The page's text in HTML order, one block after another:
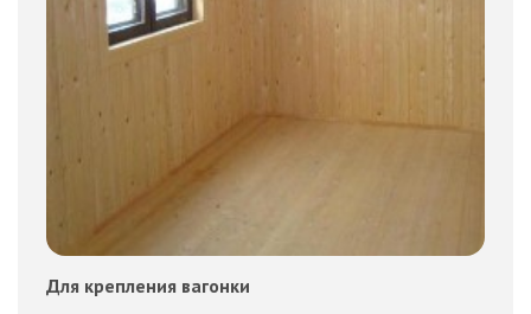
Для крепления вагонки